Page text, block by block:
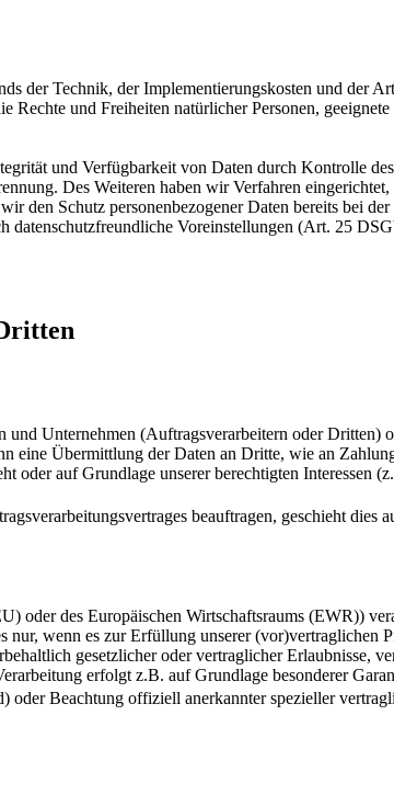
der Technik, der Implementierungskosten und der
und Freiheiten natürlicher Personen,
und Verfügbarkeit von Daten durch Kontrolle
Des Weiteren haben wir Verfahren
den Schutz personenbezogener Daten bereits bei
datenschutzfreundliche Voreinstellungen (Art. 25
und Unternehmen (Auftragsverarbeitern oder
eine Übermittlung der Daten an Dritte, wie an
auf Grundlage unserer berechtigten Interessen
beauftragen, geschieht
oder des Europäischen Wirtschaftsraums (EWR))
wenn es zur Erfüllung unserer
gesetzlicher oder vertraglicher Erlaubnisse,
erfolgt z.B. auf Grundlage besonderer
Beachtung offiziell anerkannter spezieller